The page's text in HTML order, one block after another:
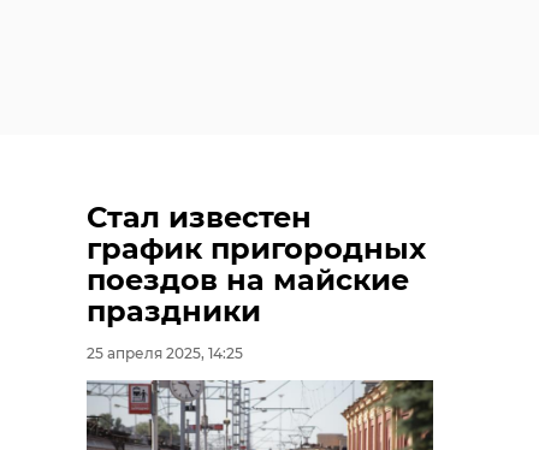
Стал известен
график пригородных
поездов на майские
праздники
25 апреля 2025, 14:25